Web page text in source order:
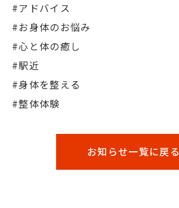
#アドバイス
#お身体のお悩み
#心と体の癒し
#駅近
#身体を整える
#整体体験
お知らせ一覧に戻る